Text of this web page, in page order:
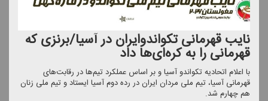
نایب قهرمانی تكواندوایران در آسیا/برنزی كه
قهرمانی را به كره‌ای‌ها داد
با اعلام اتحادیه تكواندو آسیا و بر اساس عملكرد تیم‌ها در رقابت‌های
قهرمانی آسیا، تیم ملی مردان ایران در رده دوم آسیا ایستاد و تیم ملی زنان
هم چهارم شد.